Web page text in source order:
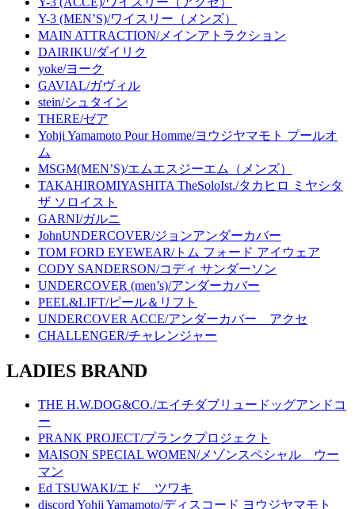
Y-3 (MEN’S)/ワイスリー（メンズ）
MAIN ATTRACTION/メインアトラクション
DAIRIKU/ダイリク
yoke/ヨーク
GAVIAL/ガヴィル
stein/シュタイン
THERE/ゼア
Yohji Yamamoto Pour Homme/ヨウジヤマモト プールオ
ム
MSGM(MEN’S)/エムエスジーエム（メンズ）
TAKAHIROMIYASHITA TheSoloIst./タカヒロ ミヤシタ
ザ ソロイスト
GARNI/ガルニ
JohnUNDERCOVER/ジョンアンダーカバー
TOM FORD EYEWEAR/トム フォード アイウェア
CODY SANDERSON/コディ サンダーソン
UNDERCOVER (men’s)/アンダーカバー
PEEL&LIFT/ピール＆リフト
UNDERCOVER ACCE/アンダーカバー アクセ
CHALLENGER/チャレンジャー
LADIES BRAND
THE H.W.DOG&CO./エイチダブリュードッグアンドコ
ー
PRANK PROJECT/プランクプロジェクト
MAISON SPECIAL WOMEN/メゾンスペシャル ウー
マン
Ed TSUWAKI/エド ツワキ
discord Yohji Yamamoto/ディスコード ヨウジヤマモト